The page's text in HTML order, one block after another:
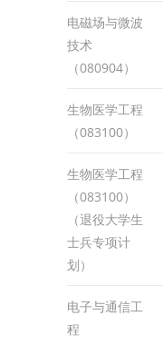
电磁场与微波
技术
（080904）
生物医学工程
（083100）
生物医学工程
（083100）
（退役大学生
士兵专项计
划）
电子与通信工
程